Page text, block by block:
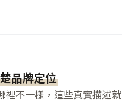
品牌定位
裡不一樣，這些真實描述就